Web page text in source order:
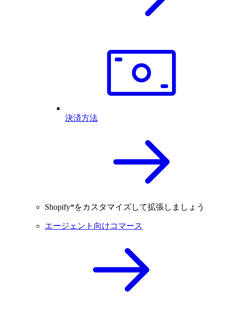
決済方法
Shopify*をカスタマイズして拡張しましょう
エージェント向けコマース